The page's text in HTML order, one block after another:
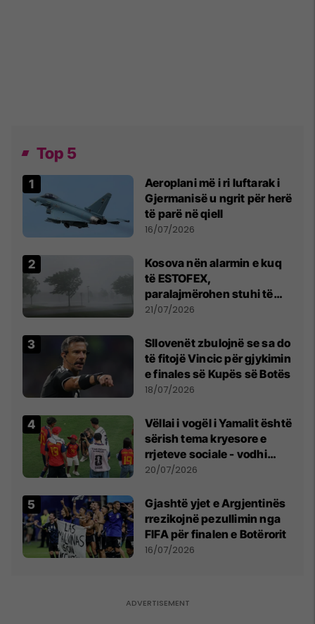
Top 5
Aeroplani më i ri luftarak i
Gjermanisë u ngrit për herë
të parë në qiell
16/07/2026
Kosova nën alarmin e kuq
të ESTOFEX,
paralajmërohen stuhi të
fuqishme me breshër dhe
21/07/2026
Sllovenët zbulojnë se sa do
të fitojë Vincic për gjykimin
e finales së Kupës së Botës
18/07/2026
Vëllai i vogël i Yamalit është
sërish tema kryesore e
rrjeteve sociale - vodhi
vëmendjen pas finales së
20/07/2026
Gjashtë yjet e Argjentinës
rrezikojnë pezullimin nga
FIFA për finalen e Botërorit
16/07/2026